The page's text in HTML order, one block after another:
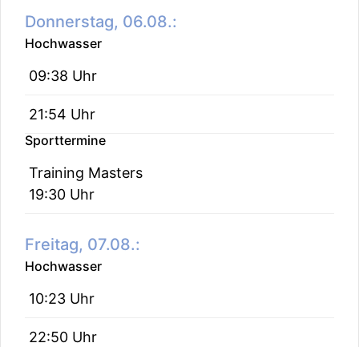
Donnerstag, 06.08.:
Hochwasser
09:38 Uhr
21:54 Uhr
Sporttermine
Training Masters
19:30 Uhr
Freitag, 07.08.:
Hochwasser
10:23 Uhr
22:50 Uhr